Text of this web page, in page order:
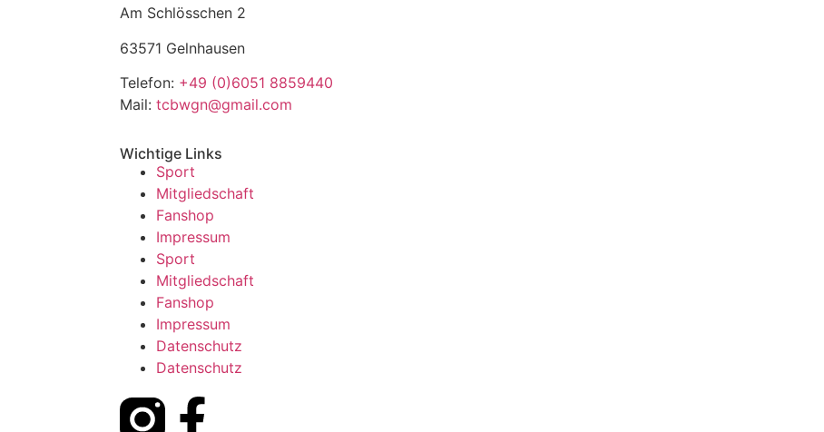
Am Schlösschen 2
63571 Gelnhausen
Telefon: +49 (0)6051 8859440
Mail: tcbwgn@gmail.com
Wichtige Links
Sport
Mitgliedschaft
Fanshop
Impressum
Sport
Mitgliedschaft
Fanshop
Impressum
Datenschutz
Datenschutz